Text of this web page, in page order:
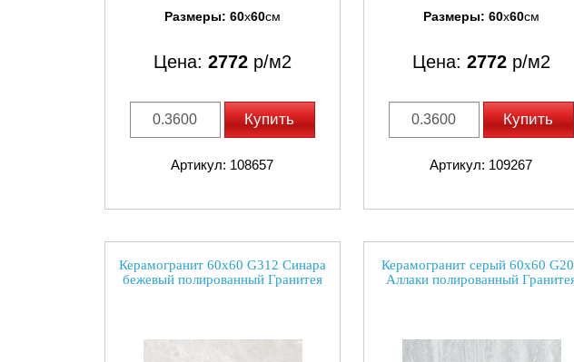
Размеры: 60x60см
Цена: 2772р/м2
Купить
Артикул: 108657
Размеры: 60x60см
Цена: 2772р/м2
Купить
Артикул: 109267
Керамогранит 60х60 G312 Синара
бежевый полированный Гранитея
Керамогранит серый 60х60
Аллаки полированный